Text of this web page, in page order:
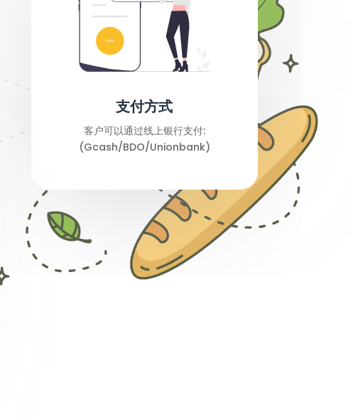
支付方式
客户可以通过线上银行支付:
(Gcash/BDO/Unionbank)